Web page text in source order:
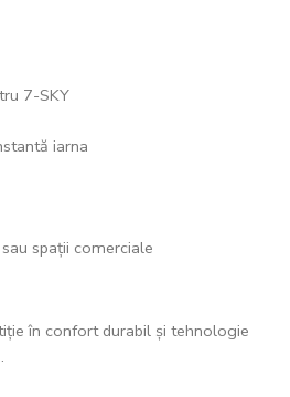
7-SKY
iarna
spații comerciale
în confort durabil și tehnologie